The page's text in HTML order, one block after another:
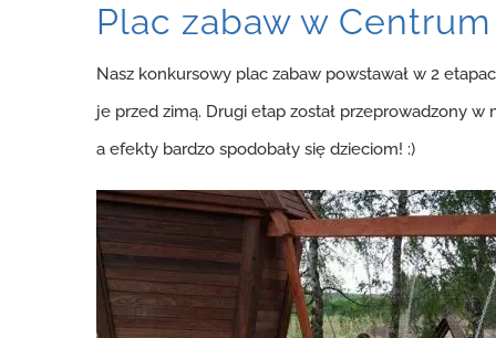
Plac zabaw w
Nasz konkursowy plac zabaw powstawał w 2
je przed zimą. Drugi etap został przeprowadzony
a efekty bardzo spodobały się dzieciom! :)